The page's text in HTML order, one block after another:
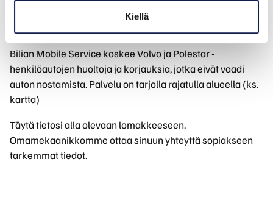
Kiellä
Varaa Mobile Service
Bilian Mobile Service koskee Volvo ja Polestar -
henkilöautojen huoltoja ja korjauksia, jotka eivät vaadi
auton nostamista. Palvelu on tarjolla rajatulla alueella (ks.
kartta)
Täytä tietosi alla olevaan lomakkeeseen.
Omamekaanikkomme ottaa sinuun yhteyttä sopiakseen
tarkemmat tiedot.